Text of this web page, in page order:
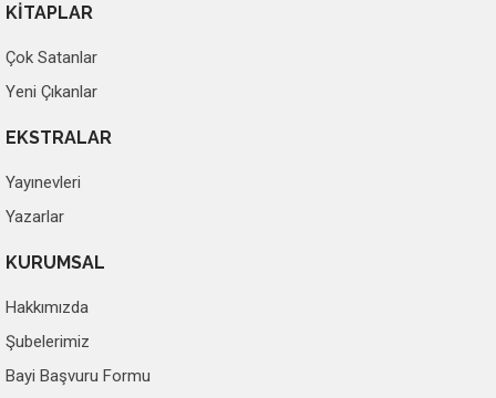
KİTAPLAR
Çok Satanlar
Yeni Çıkanlar
EKSTRALAR
Yayınevleri
Yazarlar
KURUMSAL
Hakkımızda
Şubelerimiz
Bayi Başvuru Formu